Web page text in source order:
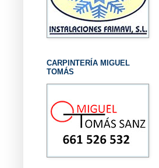
CARPINTERÍA MIGUEL
TOMÁS